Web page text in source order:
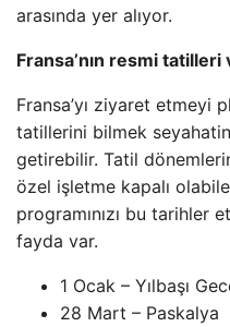
arasında yer alıyor.
Fransa’nın resmi
Fransa’yı ziyaret etmeyi
tatillerini bilmek
getirebilir. Tatil
özel işletme kapalı
programınızı bu tarihler
fayda var.
1 Ocak – Yılbaşı
28 Mart – Paskalya